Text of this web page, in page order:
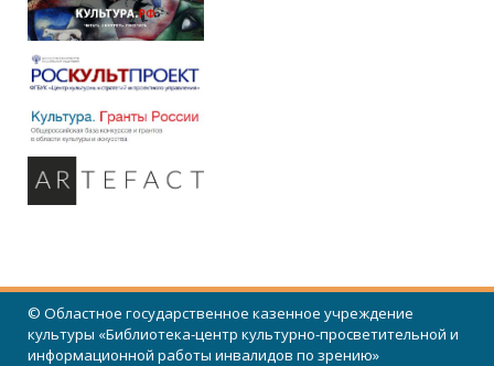
© Областное государственное казенное учреждение
культуры «Библиотека-центр культурно-просветительной и
информационной работы инвалидов по зрению»